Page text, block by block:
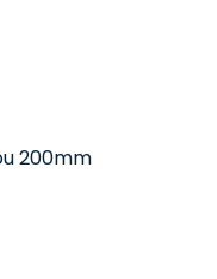
200mm